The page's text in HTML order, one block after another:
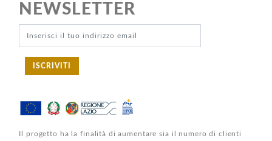
NEWSLETTER
ISCRIVITI
Il progetto ha la finalità di aumentare sia il numero di clienti